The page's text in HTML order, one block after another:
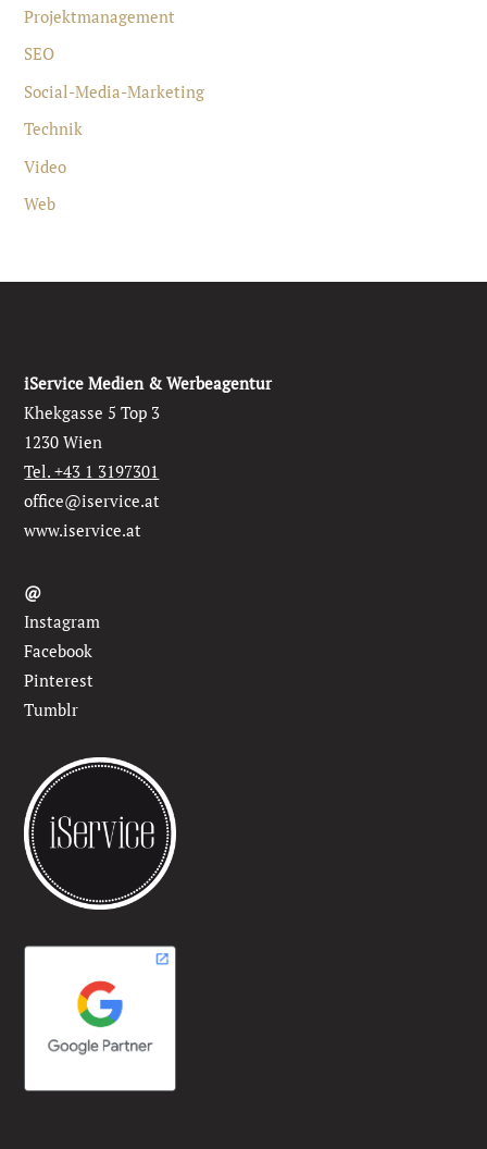
Projektmanagement
SEO
Social-Media-Marketing
Technik
Video
Web
iService Medien & Werbeagentur
Khekgasse 5 Top 3
1230 Wien
Tel. +43 1 3197301
office@iservice.at
www.iservice.at
@
Instagram
Facebook
Pinterest
Tumblr